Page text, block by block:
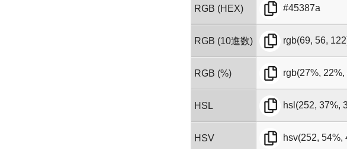
RGB (HEX) #45387a
RGB (10進数) rgb(69, 56,
RGB (%) rgb(27%, 22%,
HSL hsl(252, 37%,
HSV hsv(252, 54%,